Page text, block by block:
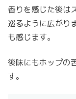
香りを感じた後は
巡るように広がり
も感じます。
後味にもホップの
す。